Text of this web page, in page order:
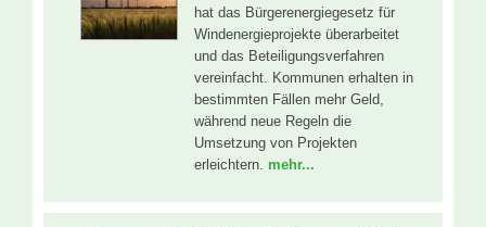
hat das Bürgerenergiegesetz für
Windenergieprojekte überarbeitet
und das Beteiligungsverfahren
vereinfacht. Kommunen erhalten in
bestimmten Fällen mehr Geld,
während neue Regeln die
Umsetzung von Projekten
erleichtern. mehr...